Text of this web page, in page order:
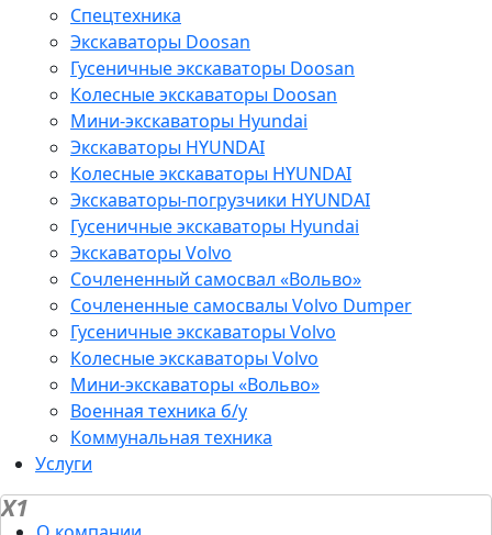
Спецтехника
Экскаваторы Doosan
Гусеничные экскаваторы Doosan
Колесные экскаваторы Doosan
Мини-экскаваторы Hyundai
Экскаваторы HYUNDAI
Колесные экскаваторы HYUNDAI
Экскаваторы-погрузчики HYUNDAI
Гусеничные экскаваторы Hyundai
Экскаваторы Volvo
Сочлененный самосвал «Вольво»
Сочлененные самосвалы Volvo Dumper
Гусеничные экскаваторы Volvo
Колесные экскаваторы Volvo
Мини-экскаваторы «Вольво»
Военная техника б/у
Коммунальная техника
Услуги
X1